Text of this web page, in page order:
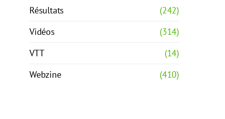
Résultats
(242)
Vidéos
(314)
VTT
(14)
Webzine
(410)